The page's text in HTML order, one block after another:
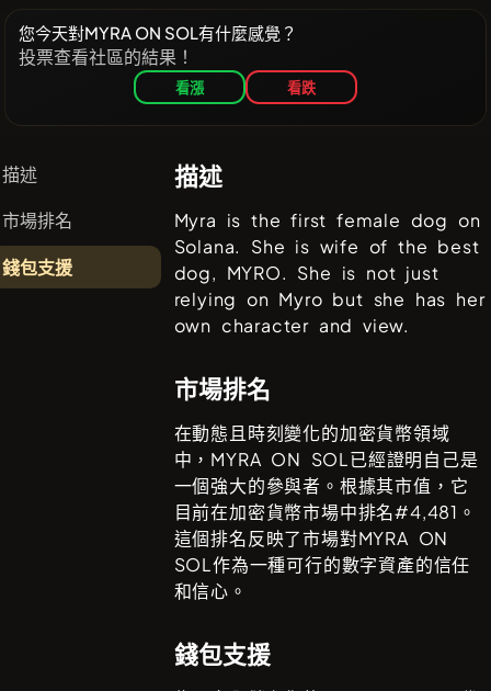
您今天對MYRA ON SOL有什麼感覺？
投票查看社區的結果！
看漲 看跌
描述
市場排名
錢包支援
描述
Myra is the first female dog on
Solana. She is wife of the best
dog, MYRO. She is not just
relying on Myro but she has her
own character and view.
市場排名
在動態且時刻變化的加密貨幣領域
中， MYRA ON SOL已經證明自己是
一個強大的參與者。根據其市值，它
目前在加密貨幣市場中排名#4,481 。
這個排名反映了市場對MYRA ON
SOL作為一種可行的數字資產的信任
和信心。
錢包支援